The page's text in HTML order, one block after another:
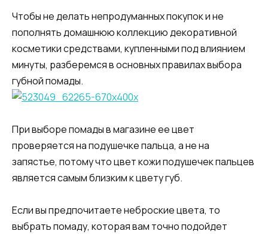
Чтобы не делать непродуманных покупок и не
пополнять домашнюю коллекцию декоративной
косметики средствами, купленными под влиянием
минуты, разберемся в основных правилах выбора
губной помады.
При выборе помады в магазине ее цвет
проверяется на подушечке пальца, а не на
запястье, потому что цвет кожи подушечек пальцев
является самым близким к цвету губ.
Если вы предпочитаете неброские цвета, то
выбрать помаду, которая вам точно подойдет